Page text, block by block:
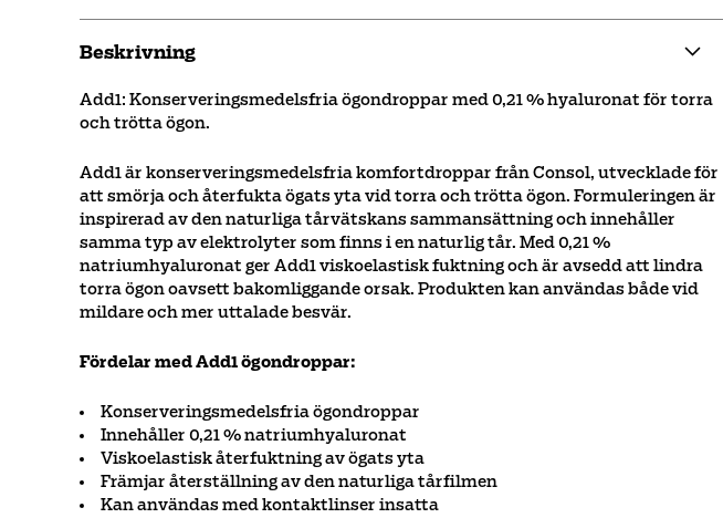
Beskrivning
Add1: Konserveringsmedelsfria ögondroppar med 0,21 % hyaluronat för torra
och trötta ögon.
Add1 är konserveringsmedelsfria komfortdroppar från Consol, utvecklade för
att smörja och återfukta ögats yta vid torra och trötta ögon. Formuleringen är
inspirerad av den naturliga tårvätskans sammansättning och innehåller
samma typ av elektrolyter som finns i en naturlig tår. Med 0,21 %
natriumhyaluronat ger Add1 viskoelastisk fuktning och är avsedd att lindra
torra ögon oavsett bakomliggande orsak. Produkten kan användas både vid
mildare och mer uttalade besvär.
Fördelar med Add1 ögondroppar:
Konserveringsmedelsfria ögondroppar
Innehåller 0,21 % natriumhyaluronat
Viskoelastisk återfuktning av ögats yta
Främjar återställning av den naturliga tårfilmen
Kan användas med kontaktlinser insatta